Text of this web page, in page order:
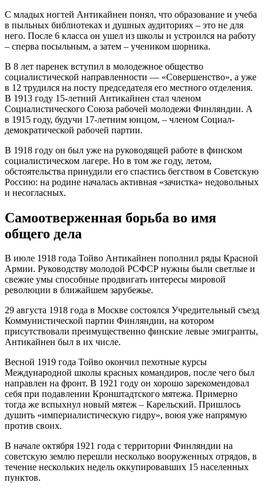
С младых ногтей Антикайнен понял, что образование и учеба
в пыльных библиотеках и душных аудиториях – это не для
него. После 6 класса он ушел из школы и устроился на работу
– сперва посыльным, а затем – учеником шорника.
В 8 лет паренек вступил в молодежное общество
социалистической направленности — «Совершенство», а уже
в 12 трудился на посту председателя его местного отделения.
В 1913 году 15-летний Антикайнен стал членом
Социалистического Союза рабочей молодежи Финляндии. А
в 1915 году, будучи 17-летним юнцом, – членом Социал-
демократической рабочей партии.
В 1918 году он был уже на руководящей работе в финском
социалистическом лагере. Но в том же году, летом,
обстоятельства принудили его спастись бегством в Советскую
Россию: на родине началась активная «зачистка» недовольных
и несогласных.
Самоотверженная борьба во имя
общего дела
В июле 1918 года Тойво Антикайнен пополнил ряды Красной
Армии. Руководству молодой РСФСР нужны были светлые и
свежие умы способные продвигать интересы мировой
революции в ближайшем зарубежье.
29 августа 1918 года в Москве состоялся Учредительный съезд
Коммунистической партии Финляндии, на котором
присутствовали преимущественно финские левые эмигранты,
Антикайнен был в их числе.
Весной 1919 года Тойво окончил пехотные курсы
Международной школы красных командиров, после чего был
направлен на фронт. В 1921 году он хорошо зарекомендовал
себя при подавлении Кронштадтского мятежа. Примерно
тогда же вспыхнул новый мятеж – Карельский. Пришлось
душить «империалистическую гидру», воюя уже напрямую
против своих.
В начале октября 1921 года с территории Финляндии на
советскую землю перешли несколько вооруженных отрядов, в
течение нескольких недель оккупировавших 15 населенных
пунктов.